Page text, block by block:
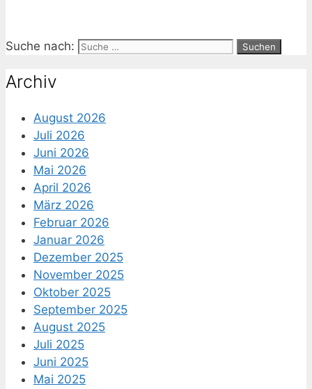
Suche nach:
Archiv
August 2026
Juli 2026
Juni 2026
Mai 2026
April 2026
März 2026
Februar 2026
Januar 2026
Dezember 2025
November 2025
Oktober 2025
September 2025
August 2025
Juli 2025
Juni 2025
Mai 2025